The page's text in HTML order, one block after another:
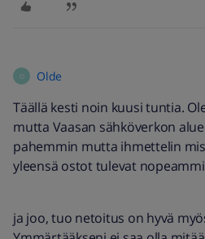
O Olde
Täällä kesti noin kuusi tuntia.
mutta Vaasan sähköverkon
pahemmin mutta ihmettelin
yleensä ostot tulevat
ja joo, tuo netoitus on hyvä